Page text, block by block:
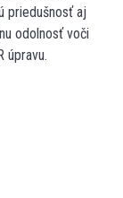
priedušnosť aj
odolnosť voči
úpravu.